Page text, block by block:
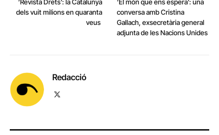
‘Revista Drets’: la Catalunya
dels vuit milions en quaranta
veus
‘El món que ens espera’: una
conversa amb Cristina
Gallach, exsecretària general
adjunta de les Nacions Unides
Redacció